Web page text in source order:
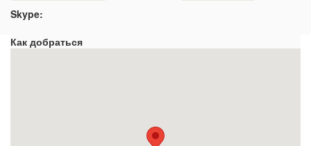
Skype:
Как добраться